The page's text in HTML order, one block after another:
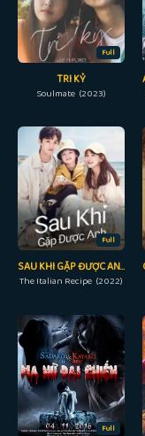
Full
TRI KỶ
Soulmate (2023)
Full
SAU KHI GẶP ĐƯỢC ANH
The Italian Recipe (2022)
Full